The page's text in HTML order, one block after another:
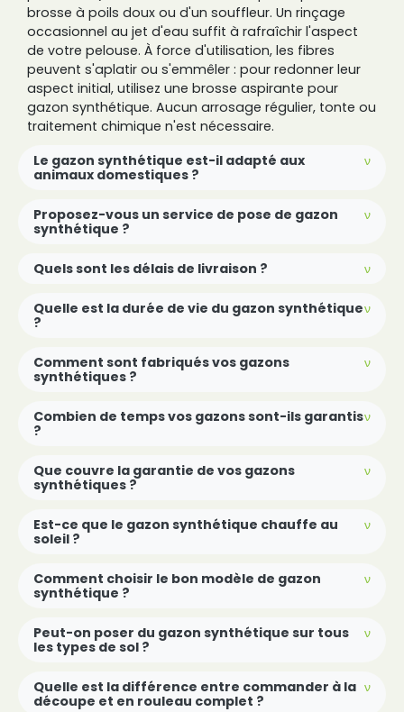
brosse à poils doux ou d'un souffleur. Un rinçage
occasionnel au jet d'eau suffit à rafraîchir l'aspect
de votre pelouse. À force d'utilisation, les fibres
peuvent s'aplatir ou s'emmêler : pour redonner leur
aspect initial, utilisez une brosse aspirante pour
gazon synthétique. Aucun arrosage régulier, tonte ou
traitement chimique n'est nécessaire.
Le gazon synthétique est-il adapté aux
animaux domestiques ?
Proposez-vous un service de pose de gazon
synthétique ?
Quels sont les délais de livraison ?
Quelle est la durée de vie du gazon synthétique
?
Comment sont fabriqués vos gazons
synthétiques ?
Combien de temps vos gazons sont-ils garantis
?
Que couvre la garantie de vos gazons
synthétiques ?
Est-ce que le gazon synthétique chauffe au
soleil ?
Comment choisir le bon modèle de gazon
synthétique ?
Peut-on poser du gazon synthétique sur tous
les types de sol ?
Quelle est la différence entre commander à la
découpe et en rouleau complet ?